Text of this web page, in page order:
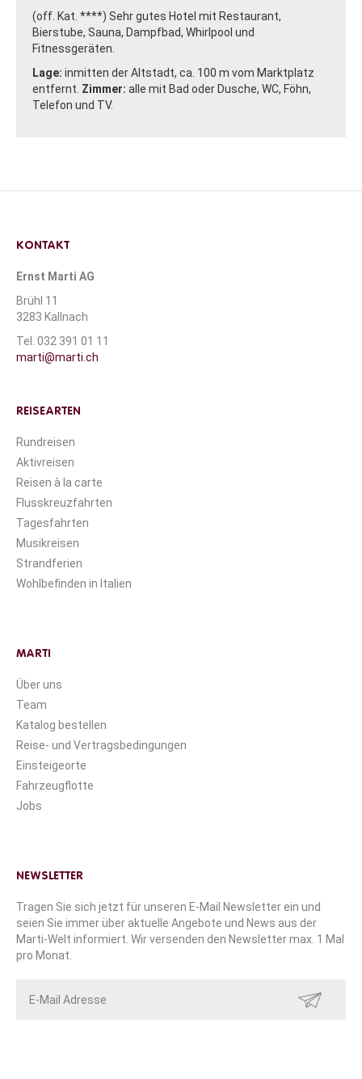
(off. Kat. ****) Sehr gutes Hotel mit Restaurant,
Bierstube, Sauna, Dampfbad, Whirlpool und
Fitnessgeräten.
Lage: inmitten der Altstadt, ca. 100 m vom Marktplatz
entfernt. Zimmer: alle mit Bad oder Dusche, WC, Föhn,
Telefon und TV.
KONTAKT
Ernst Marti AG
Brühl 11
3283 Kallnach
Tel. 032 391 01 11
marti@marti.ch
REISEARTEN
Rundreisen
Aktivreisen
Reisen à la carte
Flusskreuzfahrten
Tagesfahrten
Musikreisen
Strandferien
Wohlbefinden in Italien
MARTI
Über uns
Team
Katalog bestellen
Reise- und Vertragsbedingungen
Einsteigeorte
Fahrzeugflotte
Jobs
NEWSLETTER
Tragen Sie sich jetzt für unseren E-Mail Newsletter ein und
seien Sie immer über aktuelle Angebote und News aus der
Marti-Welt informiert. Wir versenden den Newsletter max. 1 Mal
pro Monat.
SENDEN